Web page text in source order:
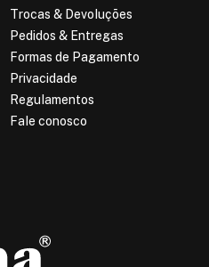
Trocas & Devoluções
Pedidos & Entregas
Formas de Pagamento
Privacidade
Regulamentos
Fale conosco